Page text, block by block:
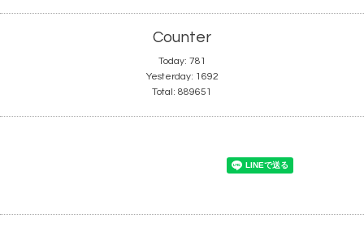
Counter
Today: 781
Yesterday: 1692
Total: 889651